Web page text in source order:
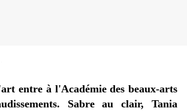
entre à l'Académie des beaux-arts
Sabre au clair, Tania